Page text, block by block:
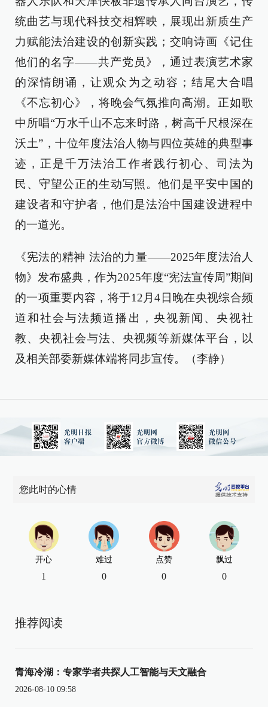
统曲艺与现代科技交相辉映，展现出新质生产
力赋能法治建设的创新实践；交响诗画《记住
他们的名字——共产党员》，通过表演艺术家
的深情朗诵，让观众为之动容；结尾大合唱
《不忘初心》，将晚会气氛推向高潮。正如歌
中所唱“万水千山不忘来时路，树高千尺根深在
沃土”，十位年度法治人物与四位英雄的典型事
迹，正是千万法治工作者践行初心、司法为
民、守望公正的生动写照。他们是平安中国的
建设者和守护者，他们是法治中国建设进程中
的一道光。
《宪法的精神 法治的力量——2025年度法治人
物》发布盛典，作为2025年度“宪法宣传周”期间
的一项重要内容，将于12月4日晚在央视综合频
道和社会与法频道播出，央视新闻、央视社
教、央视社会与法、央视频等新媒体平台，以
及相关部委新媒体端将同步宣传。（李静）
您此时的心情
开心
1
难过
0
点赞
0
飘过
0
推荐阅读
青海冷湖：专家学者共探人工智能与天文融合
2026-08-10 09:58